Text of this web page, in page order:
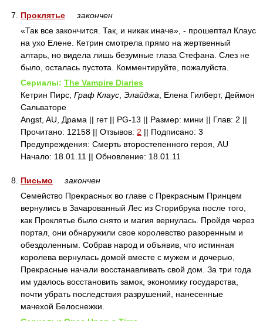
7. Проклятье
закончен
«Так все закончится. Так, и никак иначе», - прошептал Клаус
на ухо Елене. Кетрин смотрела прямо на жертвенный
алтарь, но видела лишь безумные глаза Стефана. Слез не
было, осталась пустота. Комментируйте, пожалуйста.
Сериалы: The Vampire Diaries
Кетрин Пирс, Граф Клаус Элайджа , Елена Гилберт, Деймон
Сальваторе
Angst, AU, Драма || гет || PG-13 || Размер: мини || Глав: 2 ||
Прочитано: 12158 || Отзывов: 2 || Подписано: 3
Предупреждения: Смерть второстепенного героя, AU
Начало: 18.01.11 || Обновление: 18.01.11
8. Письмо
закончен
Семейство Прекрасных во главе с Прекрасным Принцем
вернулись в Зачарованный Лес из Сторибрука после того,
как Проклятье было снято и магия вернулась. Пройдя через
портал, они обнаружили свое королевство разоренным и
обездоленным. Собрав народ и объявив, что истинная
королева вернулась домой вместе с мужем и дочерью,
Прекрасные начали восстанавливать свой дом. За три года
им удалось восстановить замок, экономику государства,
почти убрать последствия разрушений, нанесенные
мачехой Белоснежки.